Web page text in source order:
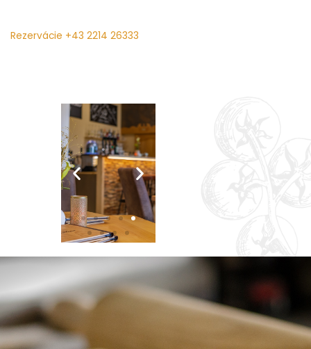
Rezervácie +43 2214 26333